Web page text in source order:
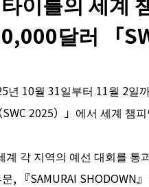
달러 「
10월 31일부터 11월 2일
2025）」에서 세계 챔
각 지역의 예선 대회를
, 『SAMURAI